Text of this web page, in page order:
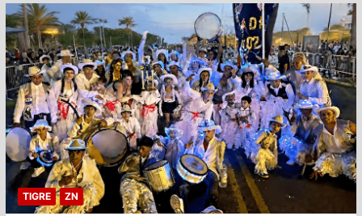
TIGRE ZN